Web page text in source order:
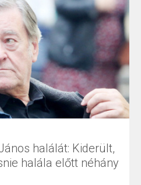
halálát: Kiderült,
halála előtt néhány